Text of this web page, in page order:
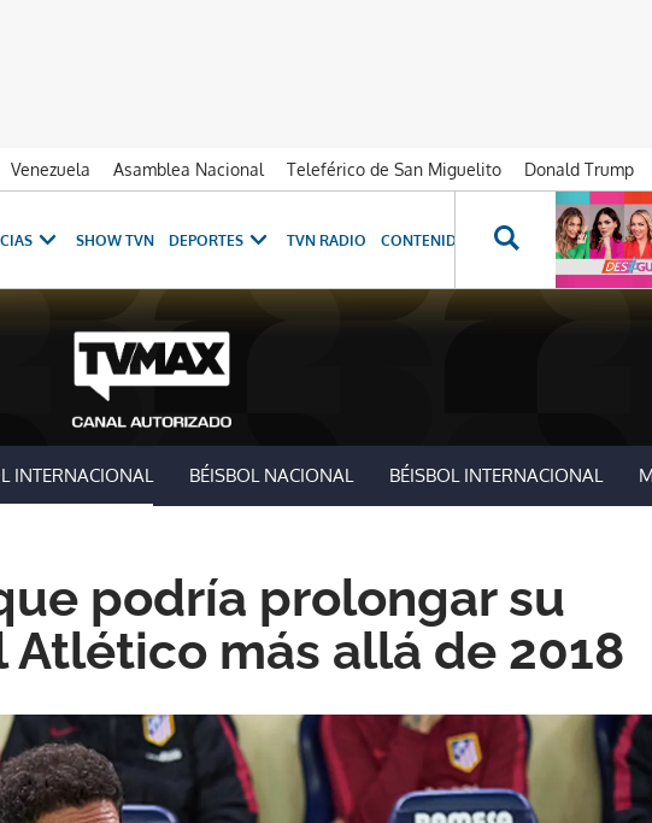
Venezuela Asamblea Nacional Teleférico de San Miguelito
Donald Trump
SHOW TVN DEPORTES TVN RADIO CONTENIDOS ESPECIALES
INTERNACIONAL BÉISBOL NACIONAL BÉISBOL INTERNACIONAL
podría prolongar su
más allá de 2018